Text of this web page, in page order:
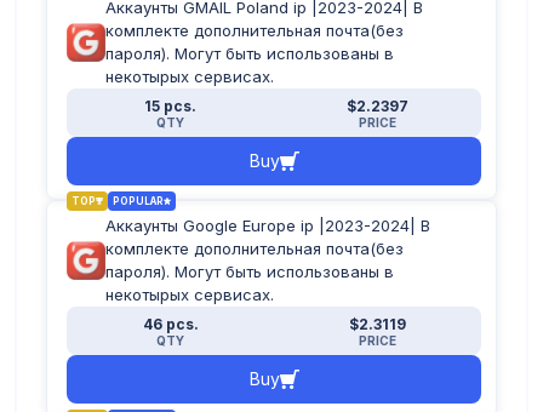
Аккаунты GMAIL Poland ip |2023-2024| В
комплекте дополнительная почта(без
пароля). Могут быть использованы в
некотырых сервисах.
15 pcs.
QTY
$2.2397
PRICE
Buy
TOP POPULAR
Аккаунты Google Europe ip |2023-2024| В
комплекте дополнительная почта(без
пароля). Могут быть использованы в
некотырых сервисах.
46 pcs.
QTY
$2.3119
PRICE
Buy